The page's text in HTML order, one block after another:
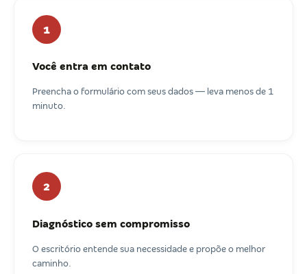
1
Você entra em contato
Preencha o formulário com seus dados — leva menos de 1
minuto.
2
Diagnóstico sem compromisso
O escritório entende sua necessidade e propõe o melhor
caminho.